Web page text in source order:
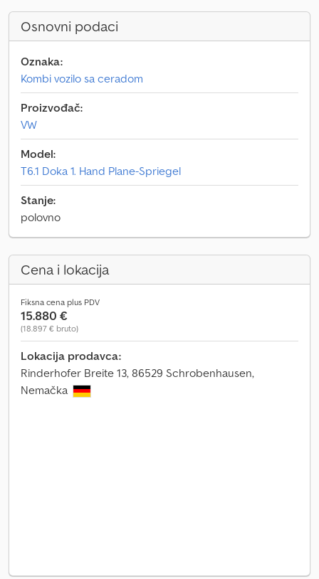
Osnovni podaci
Oznaka:
Kombi vozilo sa ceradom
Proizvođač:
VW
Model:
T6.1 Doka 1. Hand Plane-Spriegel
Stanje:
polovno
Cena i lokacija
Fiksna cena plus PDV
15.880 €
(18.897 € bruto)
Lokacija prodavca:
Rinderhofer Breite 13, 86529 Schrobenhausen,
Nemačka